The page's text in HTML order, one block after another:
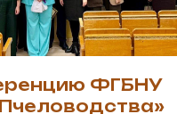
ФГБНУ